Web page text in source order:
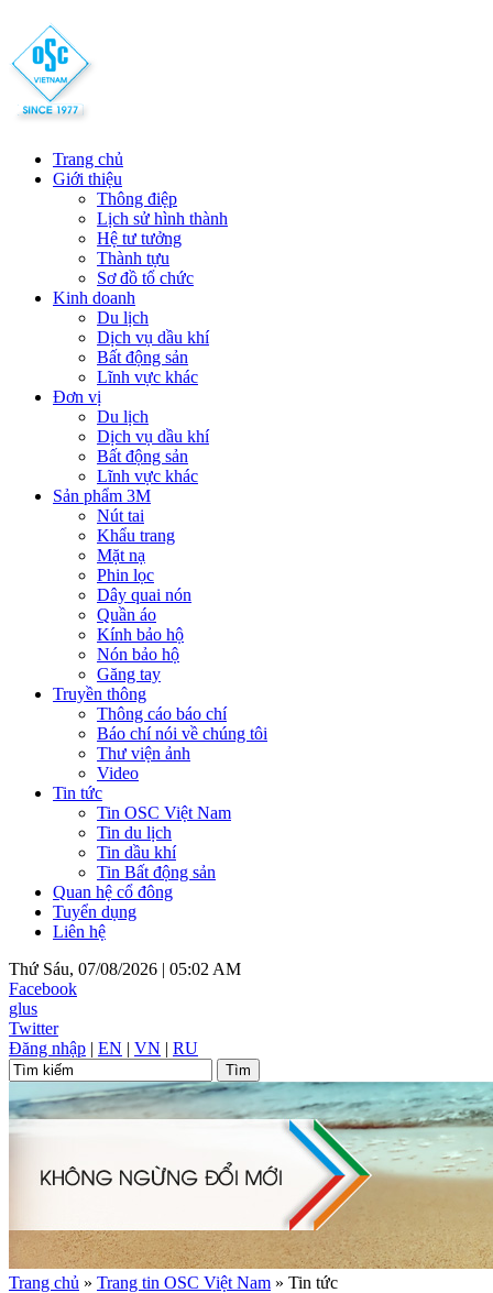
Trang chủ
Giới thiệu
Thông điệp
Lịch sử hình thành
Hệ tư tưởng
Thành tựu
Sơ đồ tổ chức
Kinh doanh
Du lịch
Dịch vụ dầu khí
Bất động sản
Lĩnh vực khác
Đơn vị
Du lịch
Dịch vụ dầu khí
Bất động sản
Lĩnh vực khác
Sản phẩm 3M
Nút tai
Khẩu trang
Mặt nạ
Phin lọc
Dây quai nón
Quần áo
Kính bảo hộ
Nón bảo hộ
Găng tay
Truyền thông
Thông cáo báo chí
Báo chí nói về chúng tôi
Thư viện ảnh
Video
Tin tức
Tin OSC Việt Nam
Tin du lịch
Tin dầu khí
Tin Bất động sản
Quan hệ cổ đông
Tuyển dụng
Liên hệ
Thứ Sáu, 07/08/2026 | 05:02 AM
Facebook
glus
Twitter
Đăng nhập | EN | VN | RU
Trang chủ » Trang tin OSC Việt Nam » Tin tức